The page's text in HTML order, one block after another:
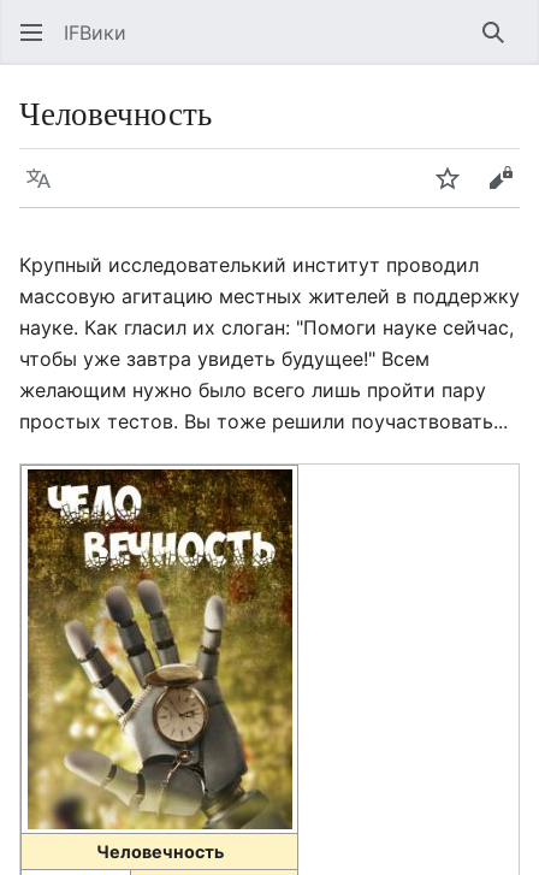
IFВики
Человечность
Язык Следить
Крупный исследователький институт проводил
массовую агитацию местных жителей в поддержку
науке. Как гласил их слоган: "Помоги науке сейчас,
чтобы уже завтра увидеть будущее!" Всем
желающим нужно было всего лишь пройти пару
простых тестов. Вы тоже решили поучаствовать...
Человечность